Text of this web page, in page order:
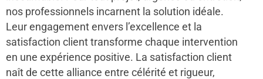
nos professionnels incarnent la solution idéale.
Leur engagement envers l’excellence et la
satisfaction client transforme chaque intervention
en une expérience positive. La satisfaction client
naît de cette alliance entre célérité et rigueur,